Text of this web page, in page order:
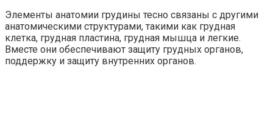
Элементы анатомии грудины тесно связаны с другими
анатомическими структурами, такими как грудная
клетка, грудная пластина, грудная мышца и легкие.
Вместе они обеспечивают защиту грудных органов,
поддержку и защиту внутренних органов.